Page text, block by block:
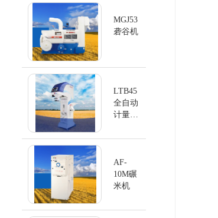
MGJ53
砻谷机
LTB45
全自动
计量清
AF-
10M碾
米机